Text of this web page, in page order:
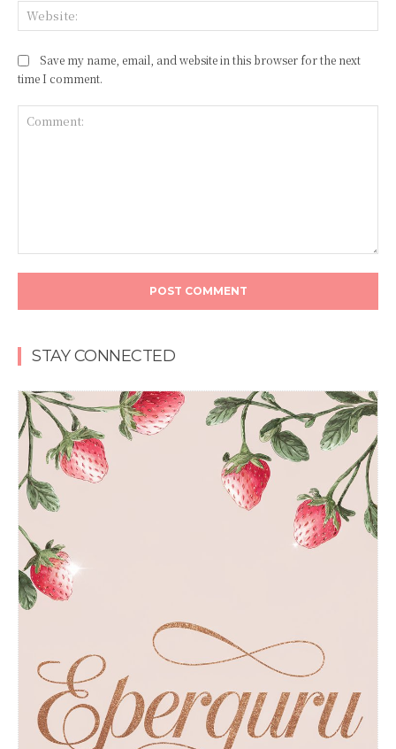
Save my name, email, and website in this browser for the next
time I comment.
STAY CONNECTED